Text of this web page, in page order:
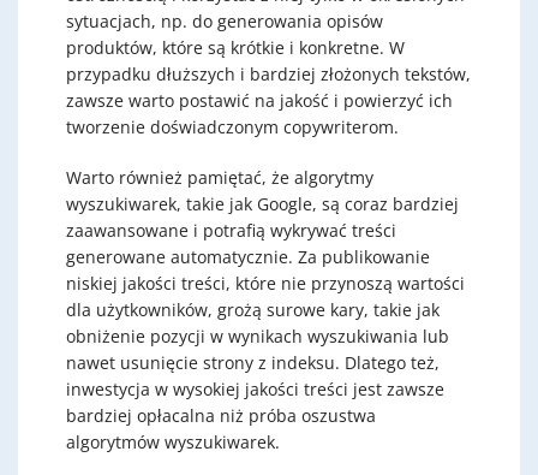
sytuacjach, np. do generowania opisów
produktów, które są krótkie i konkretne. W
przypadku dłuższych i bardziej złożonych tekstów,
zawsze warto postawić na jakość i powierzyć ich
tworzenie doświadczonym copywriterom.
Warto również pamiętać, że algorytmy
wyszukiwarek, takie jak Google, są coraz bardziej
zaawansowane i potrafią wykrywać treści
generowane automatycznie. Za publikowanie
niskiej jakości treści, które nie przynoszą wartości
dla użytkowników, grożą surowe kary, takie jak
obniżenie pozycji w wynikach wyszukiwania lub
nawet usunięcie strony z indeksu. Dlatego też,
inwestycja w wysokiej jakości treści jest zawsze
bardziej opłacalna niż próba oszustwa
algorytmów wyszukiwarek.